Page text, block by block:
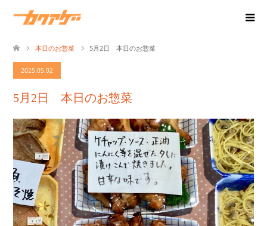
本日のお惣菜 5月2日 本日のお惣菜
2025.05.02
5月2日 本日のお惣菜